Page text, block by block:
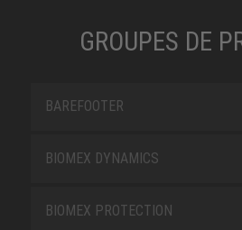
GROUPES DE
BAREFOOTER
BIOMEX DYNAMICS
BIOMEX PROTECTION